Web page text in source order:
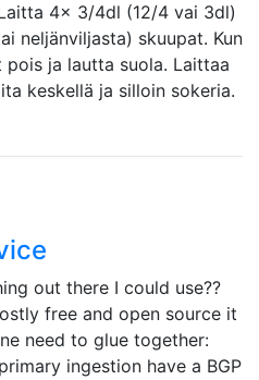
4x 3/4dl (12/4 vai 3dl)
neljänviljasta) skuupat. Kun
ja lautta suola. Laittaa
keskellä ja silloin sokeria.
out there I could use??
free and open source it
need to glue together:
ingestion have a BGP